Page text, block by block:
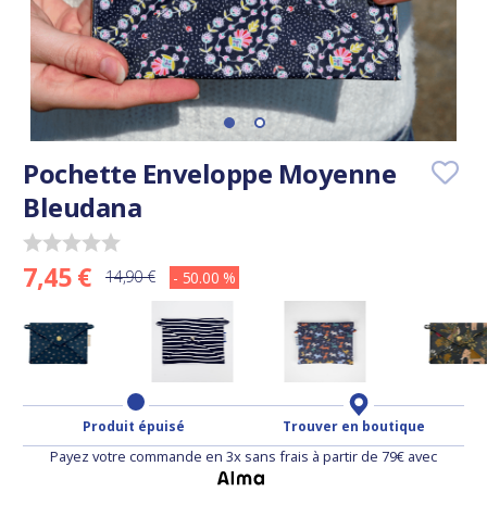
Pochette Enveloppe Moyenne
Bleudana
7,45 € 14,90 € - 50.00 %
Produit épuisé Trouver en boutique
Payez votre commande en 3x sans frais à partir de 79€ avec